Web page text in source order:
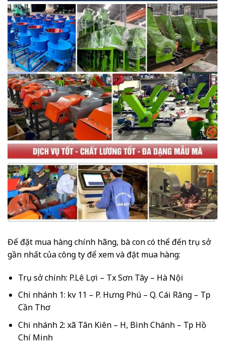
Để đặt mua hàng chính hãng, bà con có thể đến trụ sở
gần nhất của công ty để xem và đặt mua hàng:
Trụ sở chính: P.Lê Lợi – Tx Sơn Tây – Hà Nội
Chi nhánh 1: kv 11 – P. Hưng Phú – Q. Cái Răng – Tp
Cần Thơ
Chi nhánh 2: xã Tân Kiên – H, Bình Chánh – Tp Hồ
Chí Minh